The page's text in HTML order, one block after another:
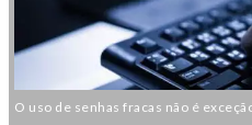
O uso de senhas fracas não é